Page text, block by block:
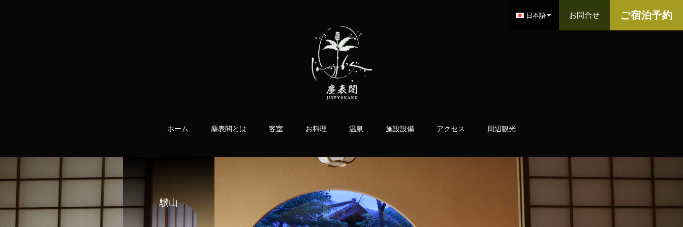
ホーム 塵表閣とは 客室 お料理 温泉 施設設備 アクセス 周辺観光
日本語 お問合せ ご宿泊予約
驥山